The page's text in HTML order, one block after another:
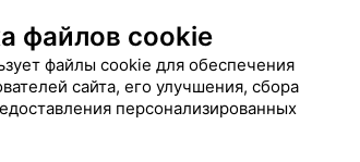
30,53 руб.
Еще
файлов cookie
файлы cookie для обеспечения
сайта, его улучшения, сбора
персонализированных